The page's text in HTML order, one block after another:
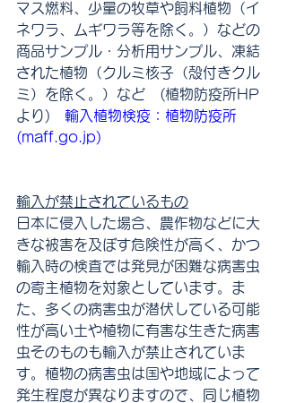
マス燃料、少量の牧草や飼料植物（イ
ネワラ、ムギワラ等を除く。）などの
商品サンプル・分析用サンプル、凍結
された植物（クルミ核子（殻付きクル
ミ）を除く。）など　(植物防疫所HP
より) 輸入植物検疫：植物防疫所
(maff.go.jp)
輸入が禁止されているもの
日本に侵入した場合、農作物などに大
きな被害を及ぼす危険性が高く、かつ
輸入時の検査では発見が困難な病害虫
の寄主植物を対象としています。ま
た、多くの病害虫が潜伏している可能
性が高い土や植物に有害な生きた病害
虫そのものも輸入が禁止されていま
す。植物の病害虫は国や地域によって
発生程度が異なりますので、同じ植物